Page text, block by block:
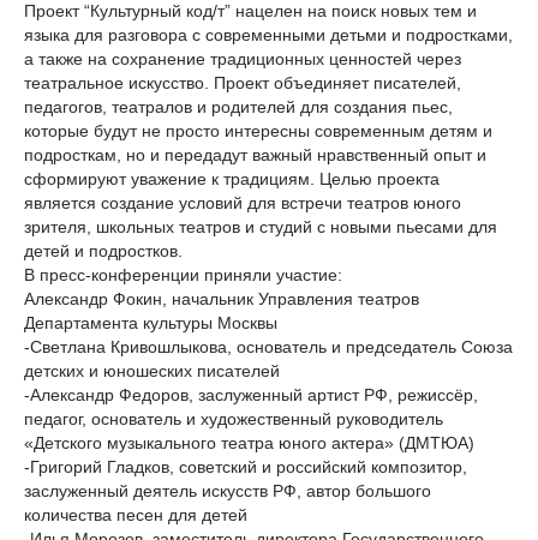
Проект “Культурный код/т” нацелен на поиск новых тем и
языка для разговора с современными детьми и подростками,
а также на сохранение традиционных ценностей через
театральное искусство. Проект объединяет писателей,
педагогов, театралов и родителей для создания пьес,
которые будут не просто интересны современным детям и
подросткам, но и передадут важный нравственный опыт и
сформируют уважение к традициям. Целью проекта
является создание условий для встречи театров юного
зрителя, школьных театров и студий с новыми пьесами для
детей и подростков.
В пресс-конференции приняли участие:
Александр Фокин, начальник Управления театров
Департамента культуры Москвы
-Светлана Кривошлыкова, основатель и председатель Союза
детских и юношеских писателей
-Александр Федоров, заслуженный артист РФ, режиссёр,
педагог, основатель и художественный руководитель
«Детского музыкального театра юного актера» (ДМТЮА)
-Григорий Гладков, советский и российский композитор,
заслуженный деятель искусств РФ, автор большого
количества песен для детей